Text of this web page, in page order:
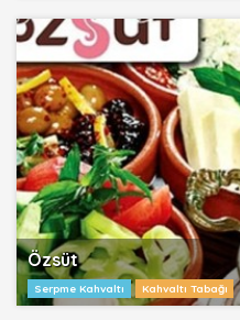
Özsüt
Serpme Kahvaltı Kahvaltı Tabağı